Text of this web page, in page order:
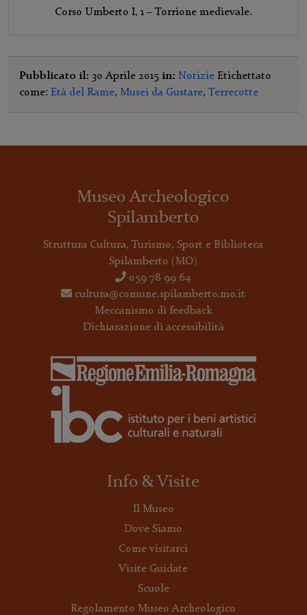
Corso Umberto I, 1 – Torrione medievale.
Pubblicato il: 30 Aprile 2015 in: Notizie Etichettato
come: Età del Rame, Musei da Gustare, Terrecotte
Museo Archeologico
Spilamberto
Struttura Cultura, Turismo, Sport e Biblioteca
Spilamberto (MO)
059 78 99 64
cultura@comune.spilamberto.mo.it
Meccanismo di feedback
Dichiarazione di accessibilità
Info & Visite
Il Museo
Dove Siamo
Come visitarci
Visite Guidate
Scuole
Regolamento Museo Archeologico